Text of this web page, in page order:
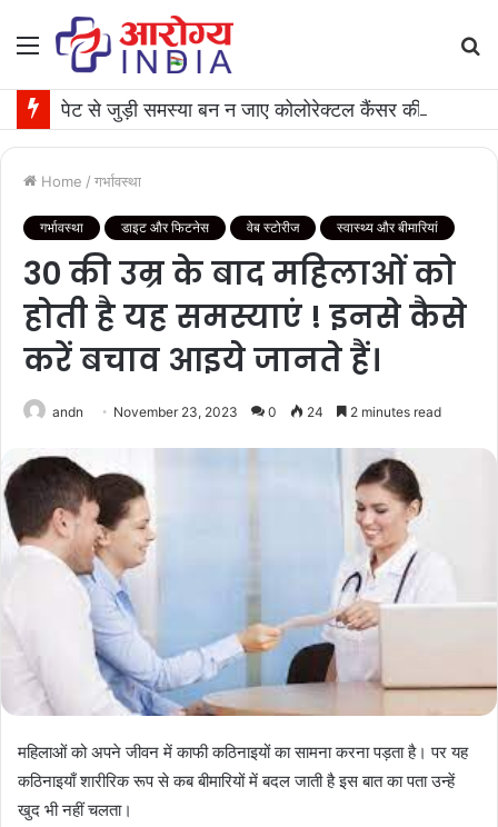
Menu
Home / गर्भावस्था
गर्भावस्था डाइट और फिटनेस वेब स्टोरीज स्वास्थ्य और बीमारियां
30 की उम्र के बाद महिलाओं को
होती है यह समस्याएं ! इनसे कैसे
करें बचाव आइये जानते हैं।
andn November 23, 2023 0 24 2 minutes read
महिलाओं को अपने जीवन में काफी कठिनाइयों का सामना करना पड़ता है। पर यह
कठिनाइयाँ शारीरिक रूप से कब बीमारियों में बदल जाती है इस बात का पता उन्हें
खुद भी नहीं चलता।